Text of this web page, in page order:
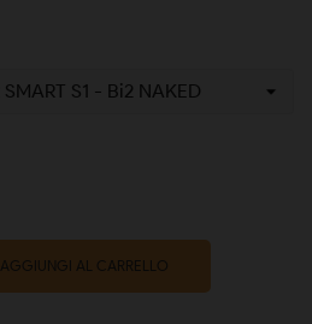
AGGIUNGI AL CARRELLO